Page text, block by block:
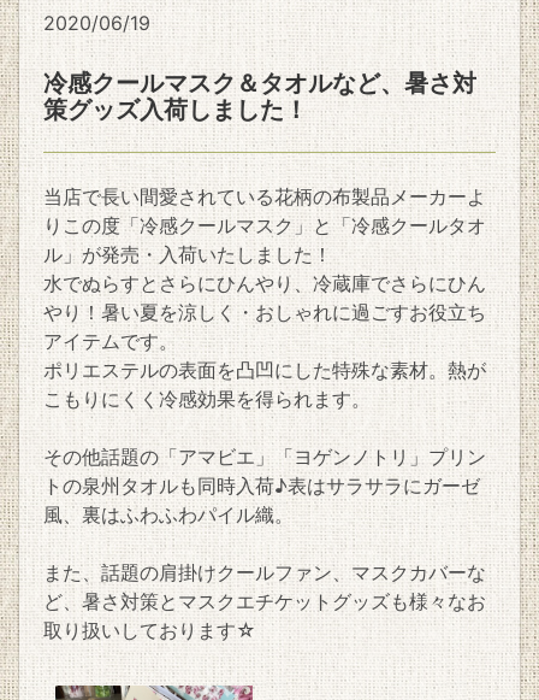
2020/06/19
冷感クールマスク＆タオルなど、暑さ対
策グッズ入荷しました！
当店で長い間愛されている花柄の布製品メーカーよ
りこの度「冷感クールマスク」と「冷感クールタオ
ル」が発売・入荷いたしました！
水でぬらすとさらにひんやり、冷蔵庫でさらにひん
やり！暑い夏を涼しく・おしゃれに過ごすお役立ち
アイテムです。
ポリエステルの表面を凸凹にした特殊な素材。熱が
こもりにくく冷感効果を得られます。
その他話題の「アマビエ」「ヨゲンノトリ」プリン
トの泉州タオルも同時入荷♪表はサラサラにガーゼ
風、裏はふわふわパイル織。
また、話題の肩掛けクールファン、マスクカバーな
ど、暑さ対策とマスクエチケットグッズも様々なお
取り扱いしております☆